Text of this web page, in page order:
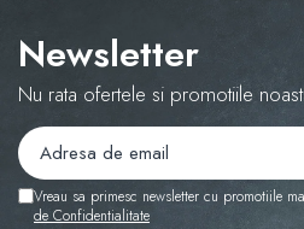
Newsletter
Nu rata ofertele si promotiile
Vreau sa primesc newsletter cu promotiile
de Confidentialitate